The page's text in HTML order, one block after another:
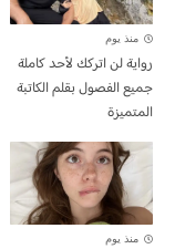
منذ يوم
رواية لن اتركك لأحد كاملة
جميع الفصول بقلم الكاتبة
المتميزة
منذ يوم